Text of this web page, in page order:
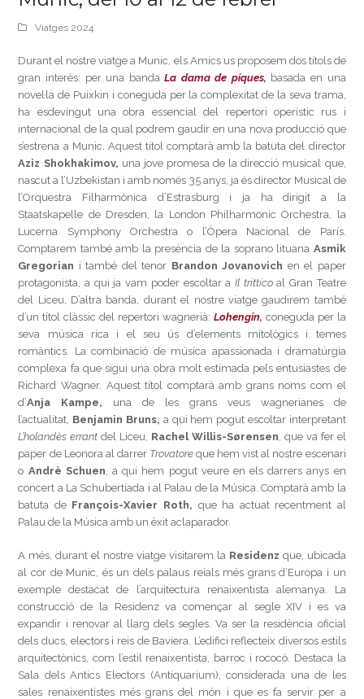
Viatges 2024
Durant el nostre viatge a Munic, els Amics us proposem dos títols de
gran interès: per una bandaLa dama de piques, basada en una
novel·la de Puixkin i coneguda per la complexitat de la seva trama,
ha esdevingut una obra essencial del repertori operístic rus i
internacional de la qual podrem gaudir en una nova producció que
s’estrena a Munic. Aquest títol comptarà amb la batuta del director
Aziz Shokhakimov, una jove promesa de la direcció musical que,
nascut a l’Uzbekistan i amb només 35 anys, ja és director Musical de
l’Orquestra Filharmònica d’Estrasburg i ja ha dirigit a la
Staatskapelle de Dresden, la London Philharmonic Orchestra, la
Lucerna Symphony Orchestra o l’Òpera Nacional de París.
Comptarem també amb la presència de la soprano lituana Asmik
Gregorian i també del tenor Brandon Jovanovich en el paper
protagonista, a qui ja vam poder escoltar a Il tritticoal Gran Teatre
del Liceu, D’altra banda, durant el nostre viatge gaudirem també
d’un títol clàssic del repertori wagnerià: Lohengin, coneguda per la
seva música rica i el seu ús d’elements mitològics i temes
romàntics. La combinació de música apassionada i dramatúrgia
complexa fa que sigui una obra molt estimada pels entusiastes de
Richard Wagner. Aquest títol comptarà amb grans noms com el
d’Anja Kampe, una de les grans veus wagnerianes de
l’actualitat, Benjamin Bruns, a qui hem pogut escoltar interpretant
L’holandès errantdel Liceu, Rachel Willis-Sørensen , que va fer el
paper de Leonora al darrer Trovatoreque hem vist al nostre escenari
o Andrè Schuen , a qui hem pogut veure en els darrers anys en
concert a La Schubertíada i al Palau de la Música. Comptarà amb la
batuta de François-Xavier Roth, que ha actuat recentment al
Palau de la Música amb un èxit aclaparador.
A més, durant el nostre viatge visitarem la Residenz que, ubicada
al cor de Munic, és un dels palaus reials més grans d’Europa i un
exemple destacat de l’arquitectura renaixentista alemanya. La
construcció de la Residenz va començar al segle XIV i es va
expandir i renovar al llarg dels segles. Va ser la residència oficial
dels ducs, electors i reis de Baviera. L’edifici reflecteix diversos estils
arquitectònics, com l’estil renaixentista, barroc i rococó. Destaca la
Sala dels Antics Electors (Antiquarium), considerada una de les
sales renaixentistes més grans del món i que es fa servir per a